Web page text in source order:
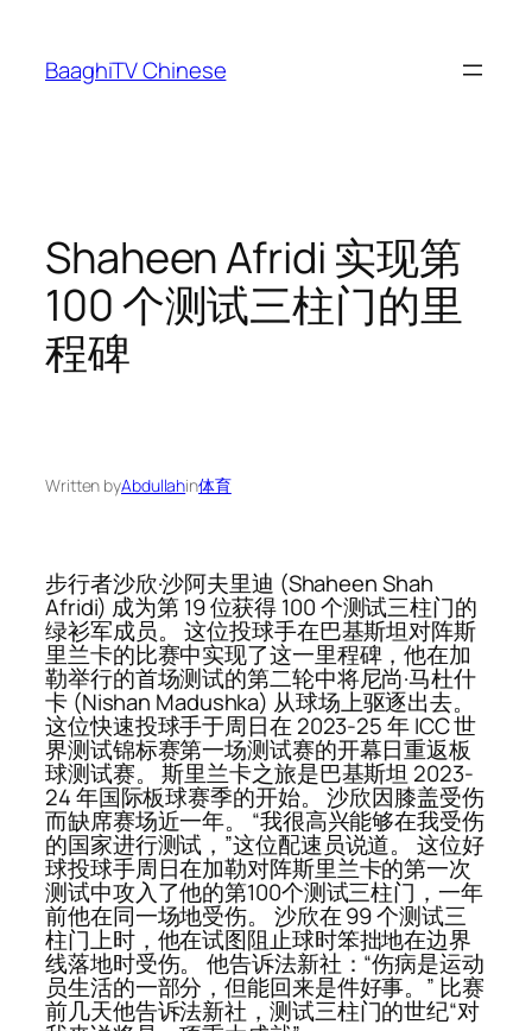
content
BaaghiTV Chinese
Shaheen Afridi 实现第
100 个测试三柱门的里
程碑
Written byAbdullahin体育
步行者沙欣·沙阿夫里迪 (Shaheen Shah
Afridi) 成为第 19 位获得 100 个测试三柱门的
绿衫军成员。 这位投球手在巴基斯坦对阵斯
里兰卡的比赛中实现了这一里程碑，他在加
勒举行的首场测试的第二轮中将尼尚·马杜什
卡 (Nishan Madushka) 从球场上驱逐出去。
这位快速投球手于周日在 2023-25 年 ICC 世
界测试锦标赛第一场测试赛的开幕日重返板
球测试赛。 斯里兰卡之旅是巴基斯坦 2023-
24 年国际板球赛季的开始。 沙欣因膝盖受伤
而缺席赛场近一年。 “我很高兴能够在我受伤
的国家进行测试，”这位配速员说道。 这位好
球投球手周日在加勒对阵斯里兰卡的第一次
测试中攻入了他的第100个测试三柱门，一年
前他在同一场地受伤。 沙欣在 99 个测试三
柱门上时，他在试图阻止球时笨拙地在边界
线落地时受伤。 他告诉法新社：“伤病是运动
员生活的一部分，但能回来是件好事。” 比赛
前几天他告诉法新社，测试三柱门的世纪“对